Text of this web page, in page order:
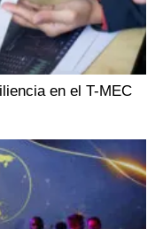
en el T-MEC